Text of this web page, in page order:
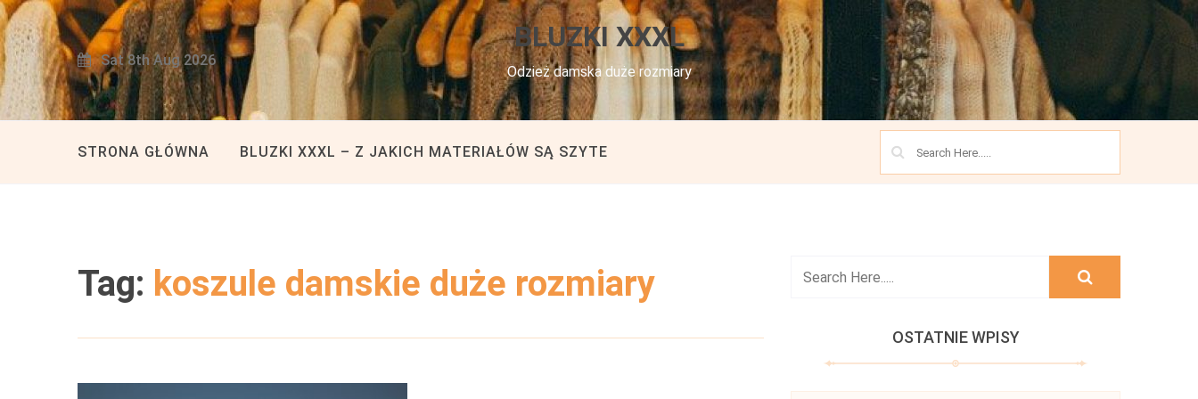
Skip
to
content
Sat 8th Aug 2026
BLUZKI XXXL
Odzież damska duże rozmiary
STRONA GŁÓWNA BLUZKI XXXL – Z JAKICH MATERIAŁÓW SĄ SZYTE
Tag: koszule damskie duże rozmiary
OSTATNIE WPISY